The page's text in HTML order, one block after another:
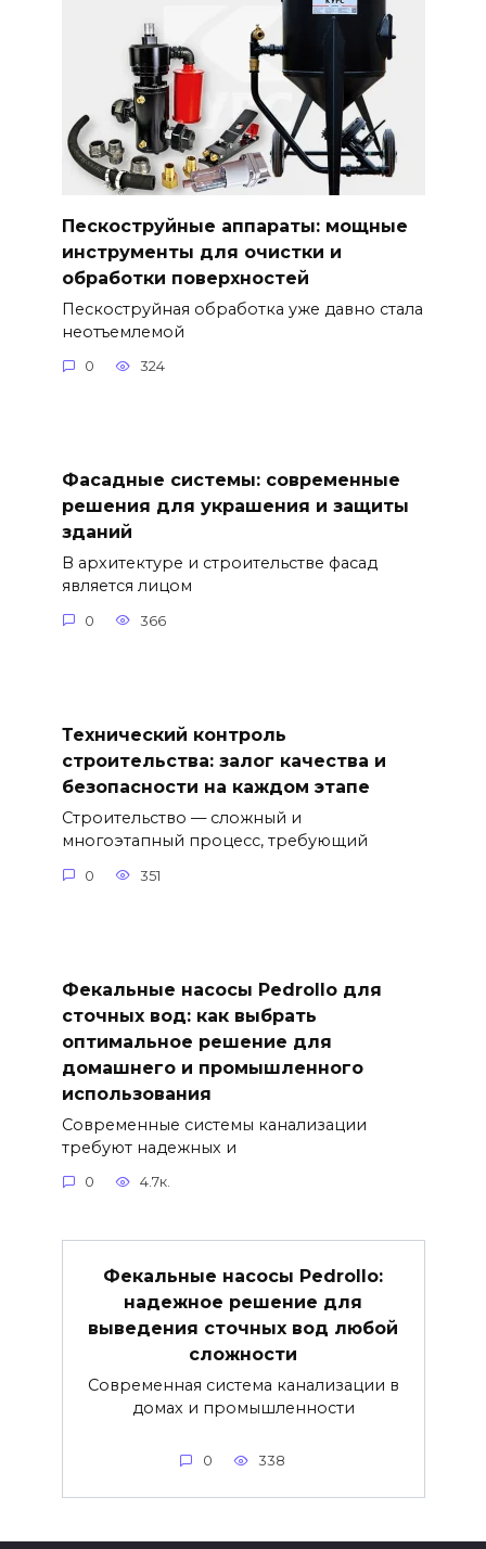
Пескоструйные аппараты: мощные
инструменты для очистки и
обработки поверхностей
Пескоструйная обработка уже давно стала
неотъемлемой
0 324
Фасадные системы: современные
решения для украшения и защиты
зданий
В архитектуре и строительстве фасад
является лицом
0 366
Технический контроль
строительства: залог качества и
безопасности на каждом этапе
Строительство — сложный и
многоэтапный процесс, требующий
0 351
Фекальные насосы Pedrollo для
сточных вод: как выбрать
оптимальное решение для
домашнего и промышленного
использования
Современные системы канализации
требуют надежных и
0 4.7к.
Фекальные насосы Pedrollo:
надежное решение для
выведения сточных вод любой
сложности
Современная система канализации в
домах и промышленности
0 338